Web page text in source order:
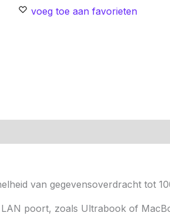
aantalvoeg toe aan favorieten
van gegevensoverdracht tot
poort, zoals Ultrabook of